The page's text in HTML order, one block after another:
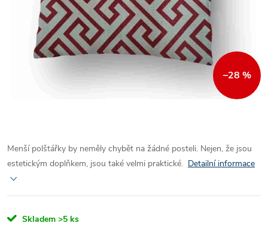
–28 %
Menší polštářky by neměly chybět na žádné posteli. Nejen, že jsou
estetickým doplňkem, jsou také velmi praktické. Detailní informace
Skladem >5 ks